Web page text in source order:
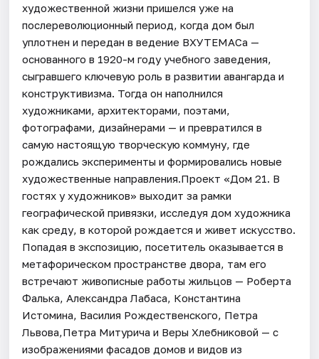
художественной жизни пришелся уже на
послереволюционный период, когда дом был
уплотнен и передан в ведение ВХУТЕМАСа —
основанного в 1920-м году учебного заведения,
сыгравшего ключевую роль в развитии авангарда и
конструктивизма. Тогда он наполнился
художниками, архитекторами, поэтами,
фотографами, дизайнерами — и превратился в
самую настоящую творческую коммуну, где
рождались эксперименты и формировались новые
художественные направления.Проект «Дом 21. В
гостях у художников» выходит за рамки
географической привязки, исследуя дом художника
как среду, в которой рождается и живет искусство.
Попадая в экспозицию, посетитель оказывается в
метафорическом пространстве двора, там его
встречают живописные работы жильцов — Роберта
Фалька, Александра Лабаса, Константина
Истомина, Василия Рождественского, Петра
Львова,Петра Митурича и Веры Хлебниковой — с
изображениями фасадов домов и видов из